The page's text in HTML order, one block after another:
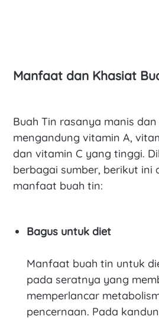
Manfaat dan Khasiat
Buah Tin rasanya manis
mengandung vitamin A,
dan vitamin C yang tinggi.
berbagai sumber, berikut ini
manfaat buah tin:
Bagus untuk diet
Manfaat buah tin untuk
pada seratnya yang
memperlancar
pencernaan. Pada